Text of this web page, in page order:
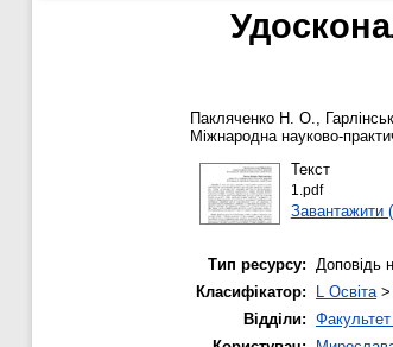
Пакляченко Н. О.,
Міжнародна науково-
Текст
1.pdf
Завантажити
Тип ресурсу: Доповідь
Класифікатор:
L Освіта>
Відділи: